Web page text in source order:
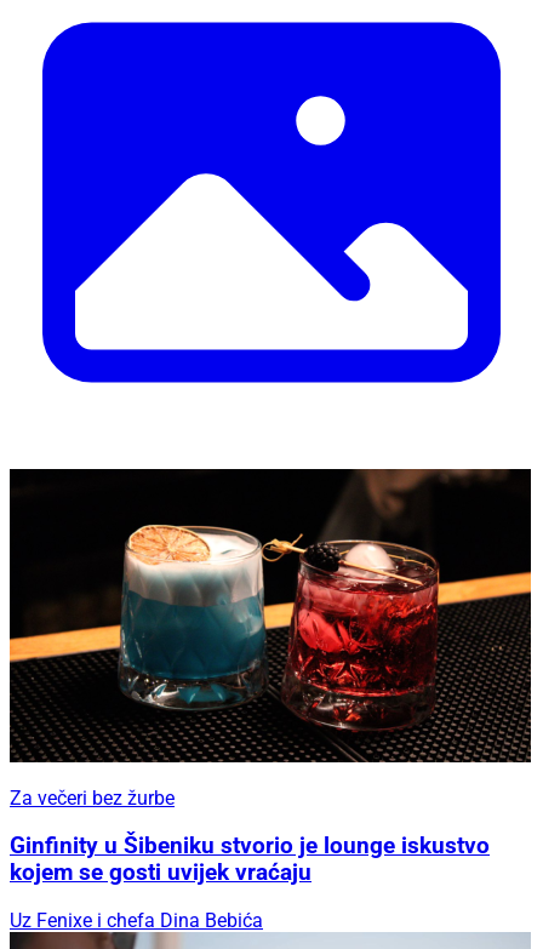
Za večeri bez žurbe
Ginfinity u Šibeniku stvorio je lounge iskustvo
kojem se gosti uvijek vraćaju
Uz Fenixe i chefa Dina Bebića